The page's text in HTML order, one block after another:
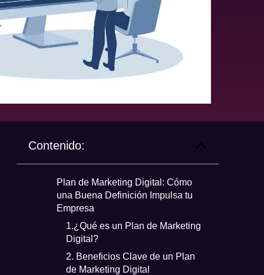
Contenido:
Plan de Marketing Digital: Cómo
una Buena Definición Impulsa tu
Empresa
1.¿Qué es un Plan de Marketing
Digital?
2. Beneficios Clave de un Plan
de Marketing Digital